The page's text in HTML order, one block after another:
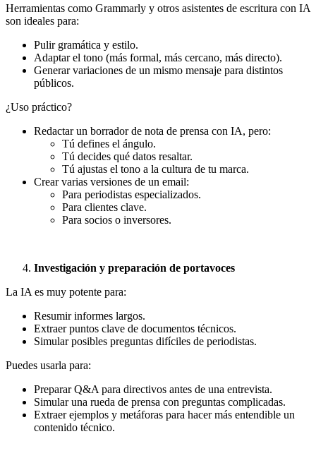
Herramientas como Grammarly y otros asistentes de escritura con IA
son ideales para:
Pulir gramática y estilo.
Adaptar el tono (más formal, más cercano, más directo).
Generar variaciones de un mismo mensaje para distintos
públicos.
¿Uso práctico?
Redactar un borrador de nota de prensa con IA, pero:
Tú defines el ángulo.
Tú decides qué datos resaltar.
Tú ajustas el tono a la cultura de tu marca.
Crear varias versiones de un email:
Para periodistas especializados.
Para clientes clave.
Para socios o inversores.
Investigación y preparación de portavoces
La IA es muy potente para:
Resumir informes largos.
Extraer puntos clave de documentos técnicos.
Simular posibles preguntas difíciles de periodistas.
Puedes usarla para:
Preparar Q&A para directivos antes de una entrevista.
Simular una rueda de prensa con preguntas complicadas.
Extraer ejemplos y metáforas para hacer más entendible un
contenido técnico.